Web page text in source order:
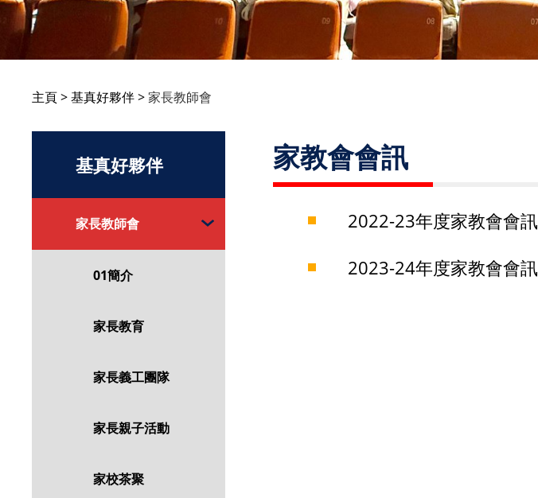
主頁 基真好夥伴 家長教師會
基真好夥伴
家長教師會
01簡介
家長教育
家長義工團隊
家長親子活動
家校茶聚
家教會會訊
2022-23年度家教會會訊
2023-24年度家教會會訊